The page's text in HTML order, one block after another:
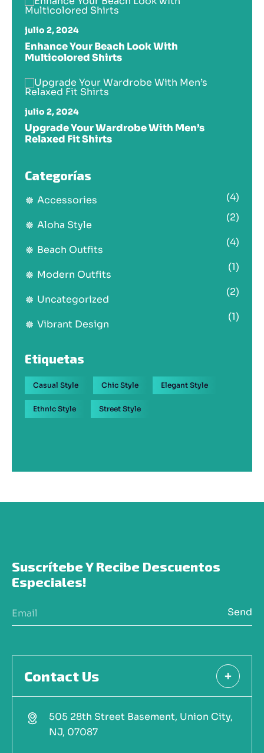
julio 2, 2024
Enhance Your Beach Look With
Multicolored Shirts
julio 2, 2024
Upgrade Your Wardrobe With Men’s
Relaxed Fit Shirts
Categorías
Accessories (4)
Aloha Style
(2)
Beach Outfits
(4)
Modern Outfits
(1)
Uncategorized
(2)
Vibrant Design
(1)
Etiquetas
Casual Style Chic Style Elegant Style
Ethnic Style Street Style
Suscrítebe Y Recibe Descuentos
Especiales!
Send
Contact Us
505 28th Street Basement, Union City,
NJ, 07087